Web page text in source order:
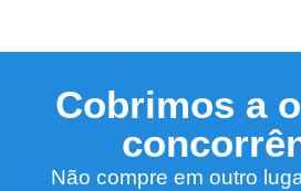
Cobrimos a
Não compre em outro